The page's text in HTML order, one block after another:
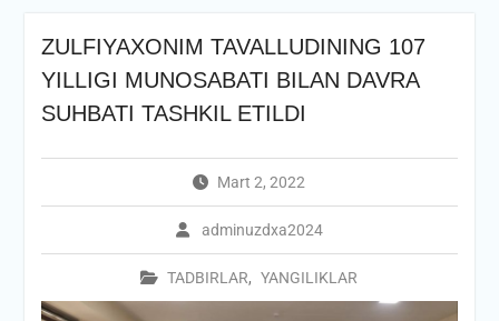
ZULFIYAXONIM TAVALLUDINING 107
YILLIGI MUNOSABATI BILAN DAVRA
SUHBATI TASHKIL ETILDI
Mart 2, 2022
adminuzdxa2024
TADBIRLAR, YANGILIKLAR